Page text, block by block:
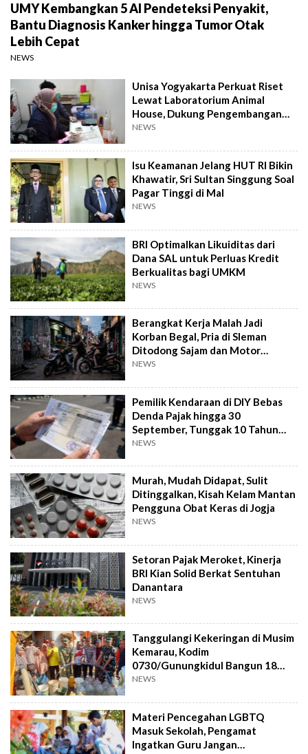
UMY Kembangkan 5 AI Pendeteksi Penyakit,
Bantu Diagnosis Kanker hingga Tumor Otak
Lebih Cepat
NEWS
Unisa Yogyakarta Perkuat Riset
Lewat Laboratorium Animal
House, Dukung Pengembangan
Kandidat Obat
NEWS
Isu Keamanan Jelang HUT RI Bikin
Khawatir, Sri Sultan Singgung Soal
Pagar Tinggi di Mal
NEWS
BRI Optimalkan Likuiditas dari
Dana SAL untuk Perluas Kredit
Berkualitas bagi UMKM
NEWS
Berangkat Kerja Malah Jadi
Korban Begal, Pria di Sleman
Ditodong Sajam dan Motor
Digasak
NEWS
Pemilik Kendaraan di DIY Bebas
Denda Pajak hingga 30
September, Tunggak 10 Tahun
Cukup Bayar 5 Tahun
NEWS
Murah, Mudah Didapat, Sulit
Ditinggalkan, Kisah Kelam Mantan
Pengguna Obat Keras di Jogja
NEWS
Setoran Pajak Meroket, Kinerja
BRI Kian Solid Berkat Sentuhan
Danantara
NEWS
Tanggulangi Kekeringan di Musim
Kemarau, Kodim
0730/Gunungkidul Bangun 18
Titik Sumur Bor
NEWS
Materi Pencegahan LGBTQ
Masuk Sekolah, Pengamat
Ingatkan Guru Jangan